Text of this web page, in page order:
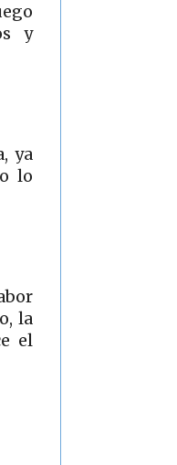
y
ya
lo
la
el